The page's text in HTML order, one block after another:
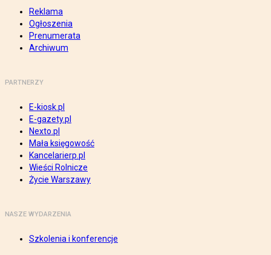
Reklama
Ogłoszenia
Prenumerata
Archiwum
PARTNERZY
E-kiosk.pl
E-gazety.pl
Nexto.pl
Mała księgowość
Kancelarierp.pl
Wieści Rolnicze
Życie Warszawy
NASZE WYDARZENIA
Szkolenia i konferencje